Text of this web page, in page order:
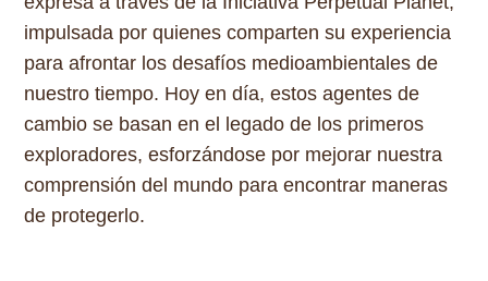
impulsada por quienes comparten su experiencia
para afrontar los desafíos medioambientales de
nuestro tiempo. Hoy en día, estos agentes de
cambio se basan en el legado de los primeros
exploradores, esforzándose por mejorar nuestra
comprensión del mundo para encontrar maneras
de protegerlo.